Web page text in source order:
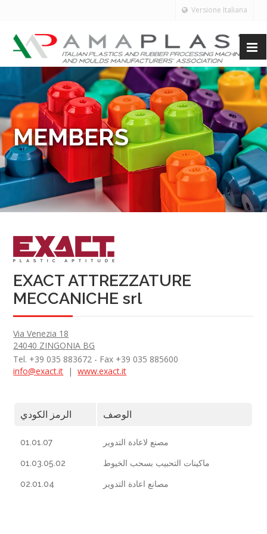
Versione Italiana
MEMBERS
EXACT ATTREZZATURE
MECCANICHE srl
Via Venezia 18
24040 ZINGONIA BG
Tel. +39 035 883672 - Fax +39 035 885600
info@exact.it |www.exact.it
الرمز الكودي الوصف
01.01.07 مصنع لاعادة التدوير
01.03.05.02 ماكينات التحبيب بسحب الخيوط
02.01.04 مصانع اعادة التدوير